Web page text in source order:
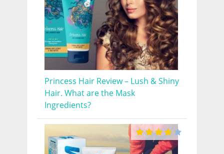
Princess Hair Review – Lush & Shiny
Hair. What are the Mask
Ingredients?